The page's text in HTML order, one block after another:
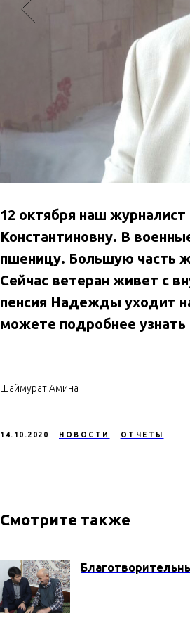
12 октября наш
Константиновну. В
пшеницу. Большую часть
Сейчас ветеран живет с
пенсия Надежды уходит
можете подробнее узнать
Шаймурат Амина
14.10.2020 НОВОСТИ ОТЧЕТЫ
Смотрите также